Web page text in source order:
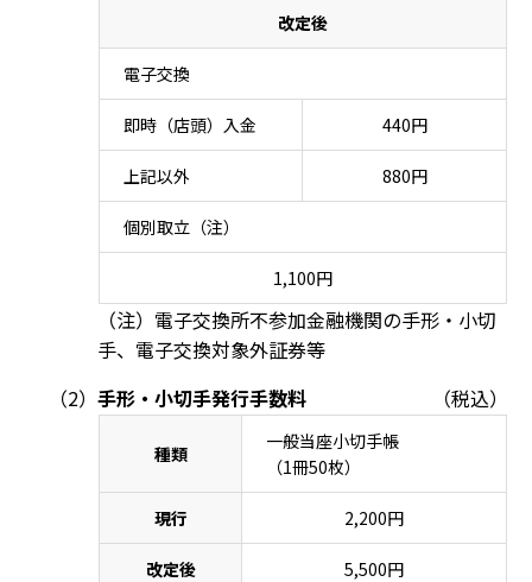
改定後
電子交換
即時（店頭）入金 440円
上記以外 880円
個別取立（注）
1,100円
（注）電子交換所不参加金融機関の手形・小切
手、電子交換対象外証券等
手形・小切手発行手数料
（税込）
種類
一般当座小切手帳
（1冊50枚）
現行 2,200円
改定後 5,500円